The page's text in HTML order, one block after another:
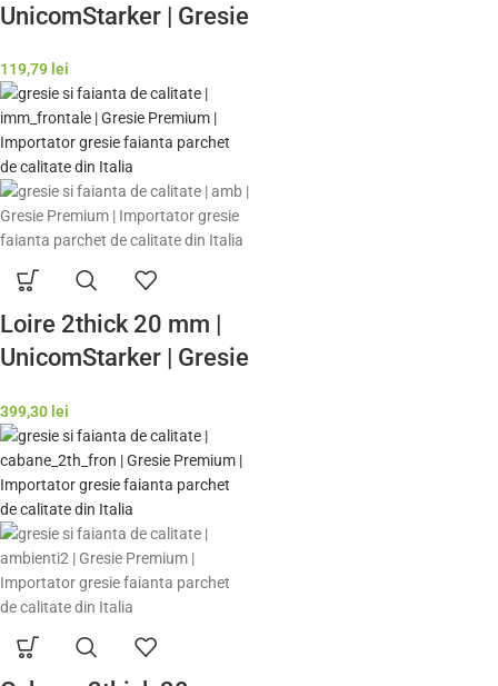
UnicomStarker | Gresie
premium Italia | Model
Gresie Rezistenta
Exterior
119,79 lei
Loire 2thick 20 mm |
UnicomStarker | Gresie
premium Italia | Model
Gresie Rezistenta
Exterior
399,30 lei